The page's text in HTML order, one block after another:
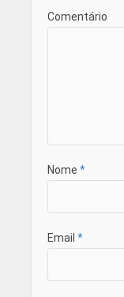
Comentário
Nome *
Email *